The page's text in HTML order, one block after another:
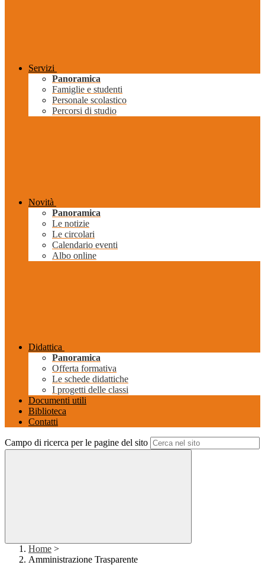
Servizi
Panoramica
Famiglie e studenti
Personale scolastico
Percorsi di studio
Novità
Panoramica
Le notizie
Le circolari
Calendario eventi
Albo online
Didattica
Panoramica
Offerta formativa
Le schede didattiche
I progetti delle classi
Documenti utili
Biblioteca
Contatti
Campo di ricerca per le pagine del sito
Home >
Amministrazione Trasparente